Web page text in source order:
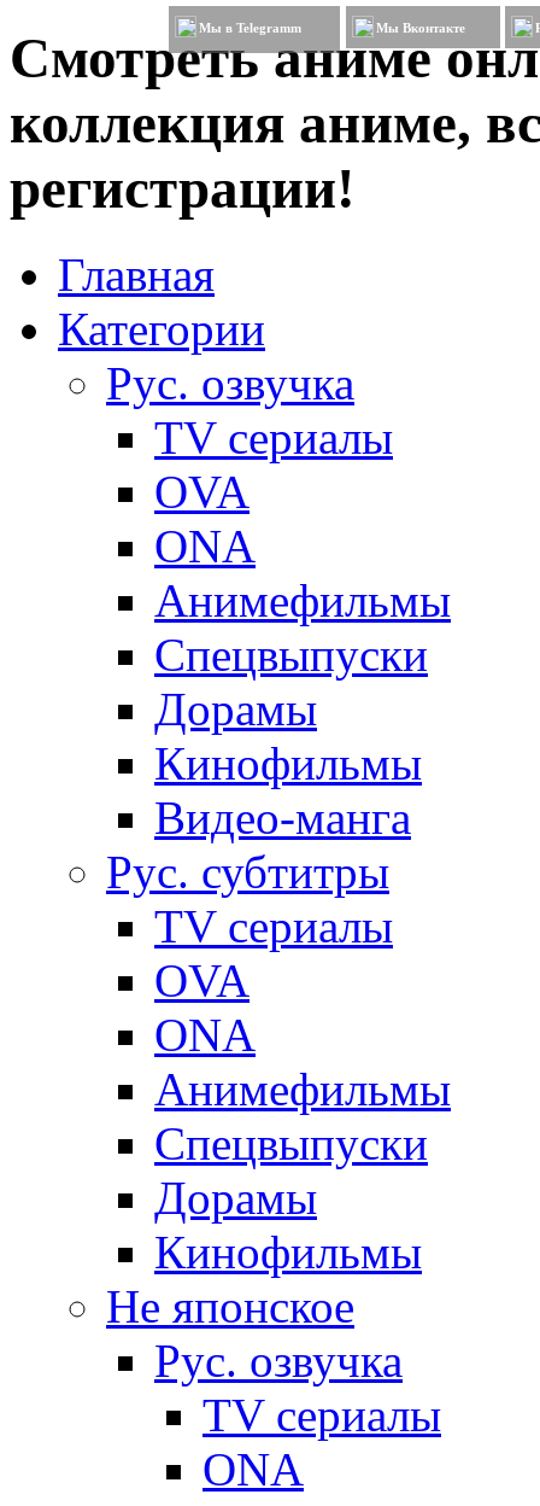
Смотреть аниме
коллекция аниме,
регистрации!
Мы в Telegramm Мы Вконтакте
Главная
Категории
Рус. озвучка
TV сериалы
OVA
ONA
Анимефильмы
Спецвыпуски
Дорамы
Кинофильмы
Видео-манга
Рус. субтитры
TV сериалы
OVA
ONA
Анимефильмы
Спецвыпуски
Дорамы
Кинофильмы
Не японское
Рус. озвучка
TV сериалы
ONA